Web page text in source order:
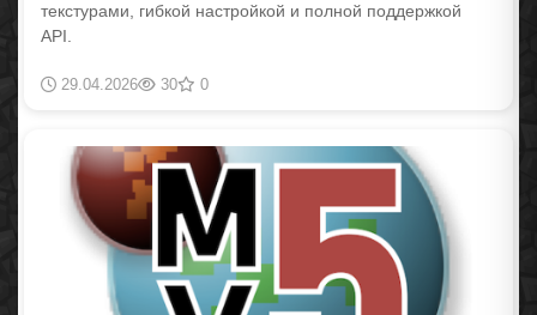
текстурами, гибкой настройкой и полной поддержкой
API.
29.04.2026 30 0